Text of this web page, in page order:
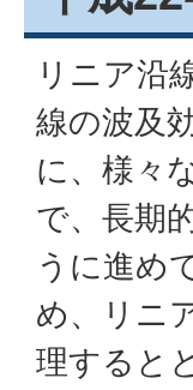
リニア沿
線の波及
に、様々
で、長期
うに進め
め、リニ
理すると